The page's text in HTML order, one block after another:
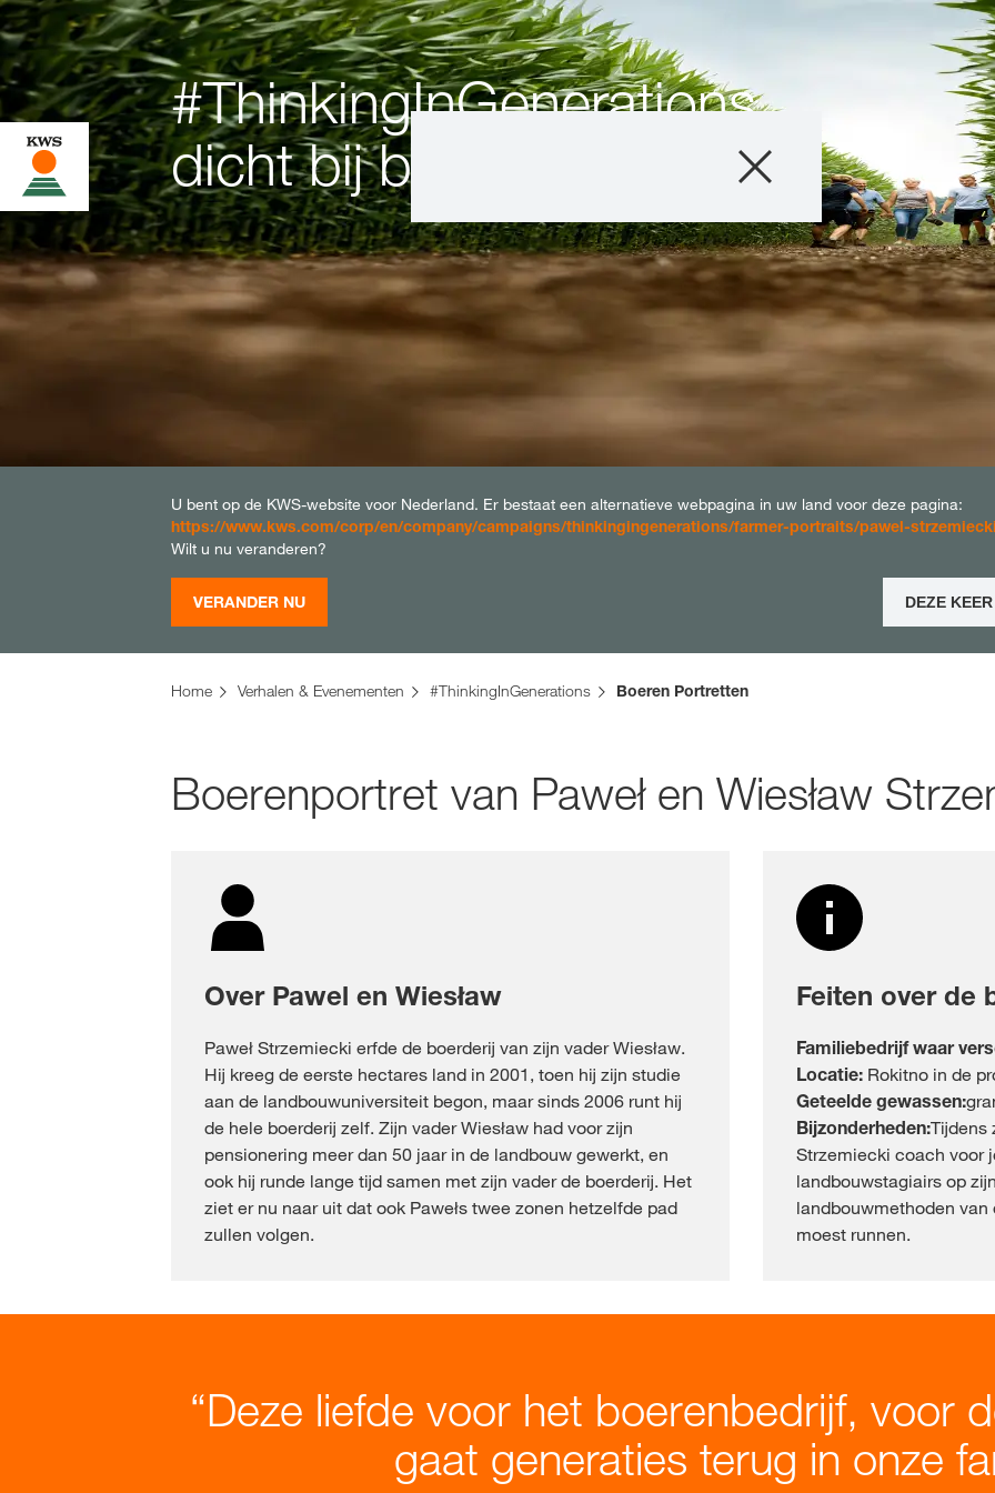
Producten
Advies
Verhalen &
Digitale
Exclusieve
metmyKWS
KWS-groep
U bent op de KWS-website voor Nederland. Er bestaat een alternatieve webpagina in uw land voor deze pagina:
https://www.kws.com/corp/en/company/campaigns/thinkingingenerations/farmer-portraits/pawel-
Wilt u nu veranderen?
VERANDER NU DEZE
Home Verhalen & Evenementen #ThinkingInGenerations Boeren Portretten
#ThinkingInGenerations
dicht bij boeren
Boerenportret van Paweł en Wiesław
Over Pawel en Wiesław
Paweł Strzemiecki erfde de boerderij van zijn vader Wiesław.
Hij kreeg de eerste hectares land in 2001, toen hij zijn studie
aan de landbouwuniversiteit begon, maar sinds 2006 runt hij
de hele boerderij zelf. Zijn vader Wiesław had voor zijn
pensionering meer dan 50 jaar in de landbouw gewerkt, en
ook hij runde lange tijd samen met zijn vader de boerderij. Het
ziet er nu naar uit dat ook Pawełs twee zonen hetzelfde pad
zullen volgen.
Feiten over de
Familiebedrijf waar
Locatie: Rokitno in de
Geteelde gewassen:
Bijzonderheden:Tijdens
Strzemiecki coach voor
landbouwstagiairs op
landbouwmethoden van
moest runnen.
Deze liefde voor het boerenbedrijf, voor
gaat generaties terug in onze